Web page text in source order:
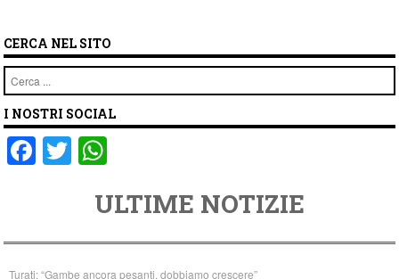
CERCA NEL SITO
Cerca
I NOSTRI SOCIAL
F
e
b
T
er
at
s
A
ULTIME NOTIZIE
Turati: “Gambe ancora pesanti, dobbiamo crescere”